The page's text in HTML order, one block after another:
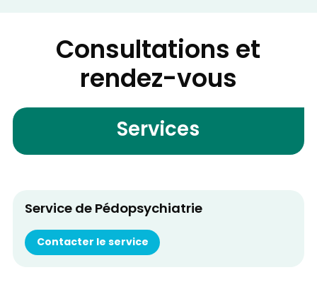
Consultations et
rendez-vous
Services
Service de Pédopsychiatrie
Contacter le service